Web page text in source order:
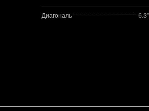
Диагональ 6.3"